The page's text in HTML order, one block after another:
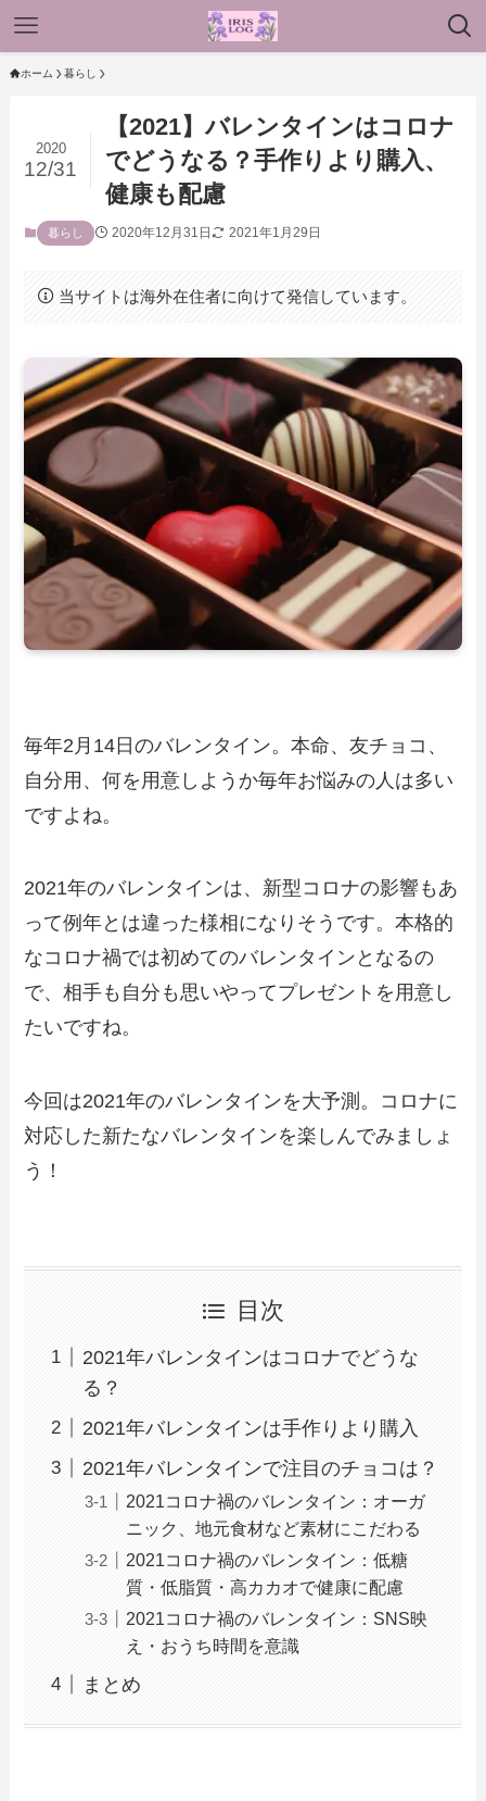
ホーム 暮らし
【2021】バレンタインはコロナ
でどうなる？手作りより購入、
健康も配慮
2020
12/31
暮らし 2020年12月31日 2021年1月29日
当サイトは海外在住者に向けて発信しています。
毎年2月14日のバレンタイン。本命、友チョコ、
自分用、何を用意しようか毎年お悩みの人は多い
ですよね。
2021年のバレンタインは、新型コロナの影響もあ
って例年とは違った様相になりそうです。本格的
なコロナ禍では初めてのバレンタインとなるの
で、相手も自分も思いやってプレゼントを用意し
たいですね。
今回は2021年のバレンタインを大予測。コロナに
対応した新たなバレンタインを楽しんでみましょ
う！
目次
2021年バレンタインはコロナでどうな
る？
2021年バレンタインは手作りより購入
2021年バレンタインで注目のチョコは？
2021コロナ禍のバレンタイン：オーガ
ニック、地元食材など素材にこだわる
2021コロナ禍のバレンタイン：低糖
質・低脂質・高カカオで健康に配慮
2021コロナ禍のバレンタイン：SNS映
え・おうち時間を意識
まとめ